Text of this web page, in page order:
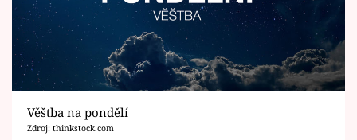
Horoskopy
Sledujte prima+
Filmový festival Karlovy Vary
Věštba na pondělí
Zdroj: thinkstock.com